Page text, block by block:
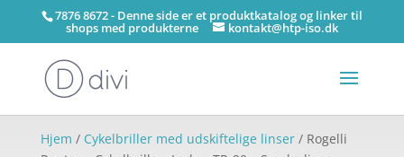
7876 8672 - Denne side er et produktkatalog og linker til
shops med produkterne kontakt@htp-iso.dk
Hjem / Cykelbriller med udskiftelige linser/ Rogelli